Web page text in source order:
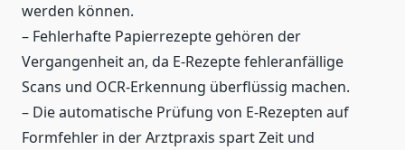
werden können.
– Fehlerhafte Papierrezepte gehören der
Vergangenheit an, da E-Rezepte fehleranfällige
Scans und OCR-Erkennung überflüssig machen.
– Die automatische Prüfung von E-Rezepten auf
Formfehler in der Arztpraxis spart Zeit und